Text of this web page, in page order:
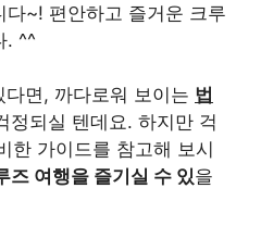
다~! 편안하고 즐거운 크루
. ^^
다면, 까다로워 보이는 법
정되실 텐데요. 하지만 걱
한 가이드를 참고해 보시
즈 여행을 즐기실 수 있을